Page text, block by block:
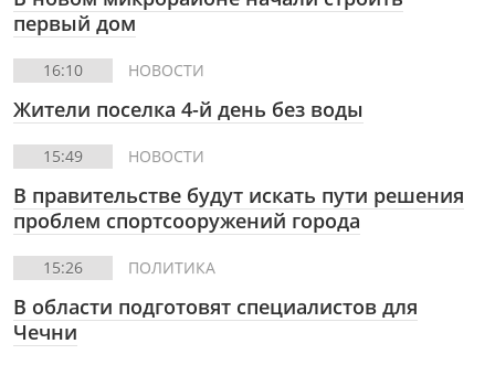
первый дом
16:10 НОВОСТИ
Жители поселка 4-й день без воды
15:49 НОВОСТИ
В правительстве будут искать пути решения
проблем спортсооружений города
15:26 ПОЛИТИКА
В области подготовят специалистов для
Чечни